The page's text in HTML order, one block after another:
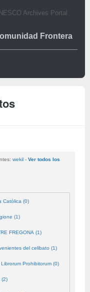
Frontera
wekil - Ver todos los
Católica (0)
(1)
FREGONA (1)
del celibato (1)
Prohibitorum (0)
(2)